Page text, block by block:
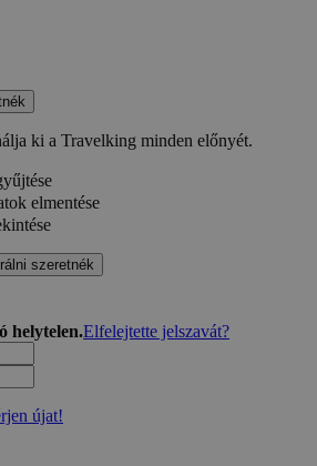
ki a Travelking minden előnyét.
elmentése
szeretnék
helytelen.Elfelejtette jelszavát?
újat!